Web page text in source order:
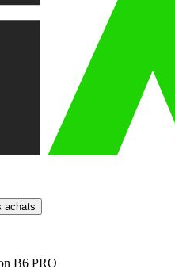
achats
B6 PRO